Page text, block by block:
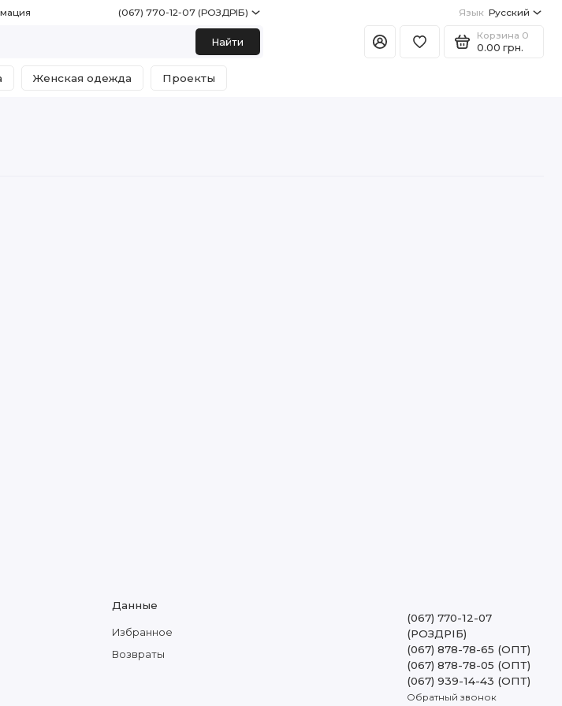
(067) 770-12-07 (РОЗДРІБ) Язык Русский
Найти
Корзина 0
0.00 грн.
Женская одежда Проекты
Данные
Избранное
Возвраты
(067) 770-12-07
(РОЗДРІБ)
(067) 878-78-65 (ОПТ)
(067) 878-78-05 (ОПТ)
(067) 939-14-43 (ОПТ)
Обратный звонок